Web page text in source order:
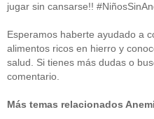
jugar sin cansarse!!
Esperamos haberte ayudado a
alimentos ricos en hierro y
salud. Si tienes más dudas o
comentario.
Más temas relacionados